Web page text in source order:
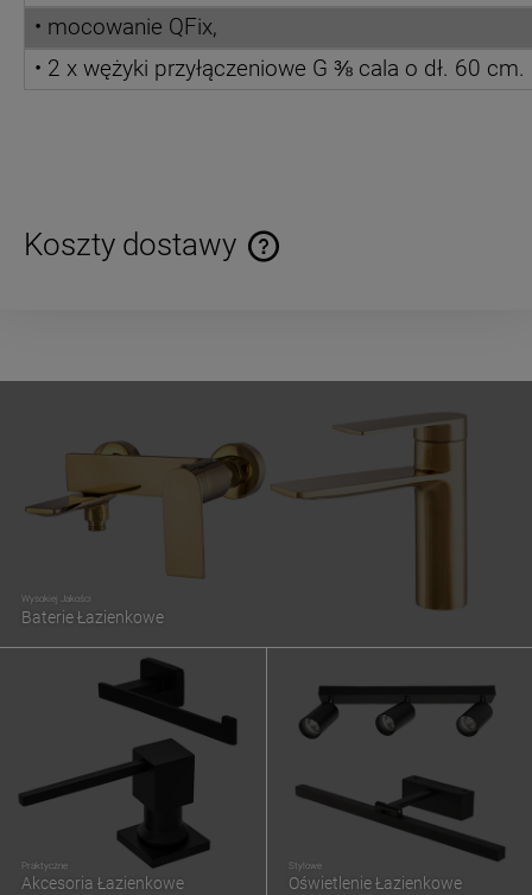
• mocowanie QFix,
• 2 x wężyki przyłączeniowe G ⅜ cala o dł. 60 cm.
Koszty dostawy
Cena nie zawiera ewentualnych kosztów płatności
Wysokiej Jakości
Baterie Łazienkowe
Praktyczne
Akcesoria Łazienkowe
Stylowe
Oświetlenie Łazienkowe